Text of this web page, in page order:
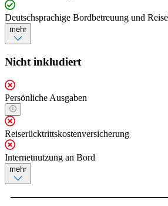
Deutschsprachige Bordbetreuung und
mehr
Nicht inkludiert
Persönliche Ausgaben
Reiserücktrittskostenversicherung
Internetnutzung an Bord
mehr